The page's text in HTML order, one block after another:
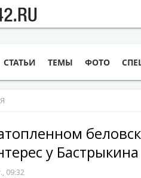
СТАТЬИ ТЕМЫ ФОТО
у Бастрыкина
09:32